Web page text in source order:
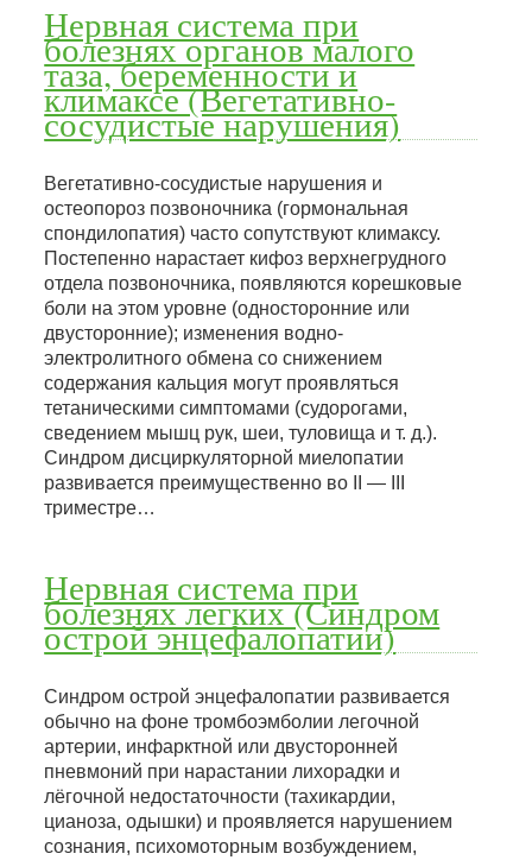
Нервная система при
болезнях органов малого
таза, беременности и
климаксе (Вегетативно-
сосудистые нарушения)
Вегетативно-сосудистые нарушения и
остеопороз позвоночника (гормональная
спондилопатия) часто сопутствуют климаксу.
Постепенно нарастает кифоз верхнегрудного
отдела позвоночника, появляются корешковые
боли на этом уровне (односторонние или
двусторонние); изменения водно-
электролитного обмена со снижением
содержания кальция могут проявляться
тетаническими симптомами (судорогами,
сведением мышц рук, шеи, туловища и т. д.).
Синдром дисциркуляторной миелопатии
развивается преимущественно во II — III
триместре…
Нервная система при
болезнях легких (Синдром
острой энцефалопатии)
Синдром острой энцефалопатии развивается
обычно на фоне тромбоэмболии легочной
артерии, инфарктной или двусторонней
пневмоний при нарастании лихорадки и
лёгочной недостаточности (тахикардии,
цианоза, одышки) и проявляется нарушением
сознания, психомоторным возбуждением,